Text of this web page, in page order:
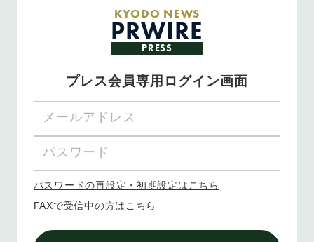
KYODO NEWS
PRWIRE
PRESS
プレス会員専用ログイン画面
パスワードの再設定・初期設定はこちら
FAXで受信中の方はこちら